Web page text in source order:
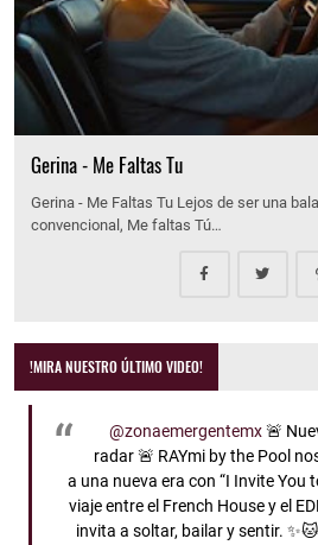
Gerina - Me Faltas Tu
Gerina - Me Faltas Tu Lejos de ser una
convencional, Me faltas Tú…
!MIRA NUESTRO ÚLTIMO VIDEO!
@zonaemergentemx🚨
radar 🚨 RAYmi by the Pool
a una nueva era con “I Invite You
viaje entre el French House y el
invita a soltar, bailar y sentir.